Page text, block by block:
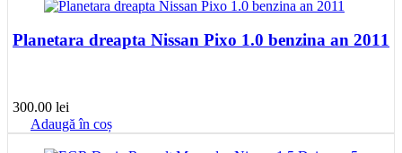
Planetara dreapta Nissan Pixo 1.0 benzina an 2011
300.00 lei
Adaugă în coș